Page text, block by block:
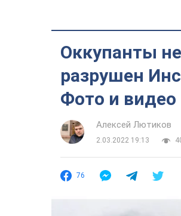
Оккупанты
разрушен
Фото и видео
Алексей Лютиков
2.03.2022 19:13
76